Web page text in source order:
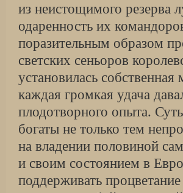
из неистощимого резерва
одаренность их
поразительным образом
светских сеньоров
установилась
каждая громкая удача
плодотворного опыта.
богаты не только тем
на владении половиной
и своим состоянием в
поддерживать